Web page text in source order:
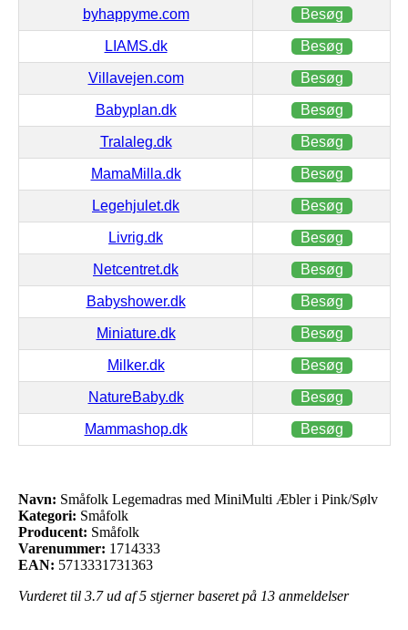
byhappyme.com Besøg
LIAMS.dk Besøg
Villavejen.com Besøg
Babyplan.dk Besøg
Tralaleg.dk Besøg
MamaMilla.dk Besøg
Legehjulet.dk Besøg
Livrig.dk Besøg
Netcentret.dk Besøg
Babyshower.dk Besøg
Miniature.dk Besøg
Milker.dk Besøg
NatureBaby.dk Besøg
Mammashop.dk Besøg
Navn: Småfolk Legemadras med MiniMulti Æbler i Pink/Sølv
Kategori: Småfolk
Producent: Småfolk
Varenummer: 1714333
EAN: 5713331731363
Vurderet til 3.7ud af 5 stjerner baseret på 13 anmeldelser